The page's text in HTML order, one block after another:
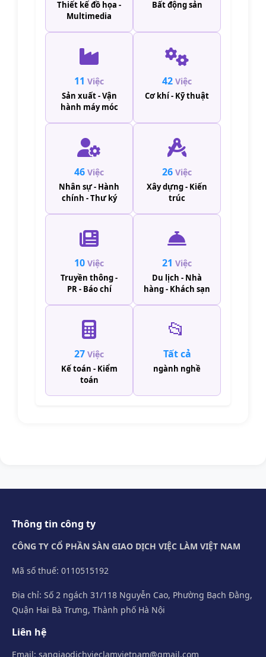
Thiết kế đồ họa -
Multimedia
Bất động sản
11 Việc
Sản xuất - Vận
hành máy móc
42 Việc
Cơ khí - Kỹ thuật
46 Việc
Nhân sự - Hành
chính - Thư ký
26 Việc
Xây dựng - Kiến
trúc
10 Việc
Truyền thông -
PR - Báo chí
21 Việc
Du lịch - Nhà
hàng - Khách sạn
27 Việc
Kế toán - Kiểm
toán
📂
Tất cả
ngành nghề
Thông tin công ty
CÔNG TY CỔ PHẦN SÀN GIAO DỊCH VIỆC LÀM VIỆT NAM
Mã số thuế: 0110515192
Địa chỉ: Số 2 ngách 31/118 Nguyễn Cao, Phường Bạch Đằng,
Quận Hai Bà Trưng, Thành phố Hà Nội
Liên hệ
Email: sangiaodichvieclamvietnam@gmail.com